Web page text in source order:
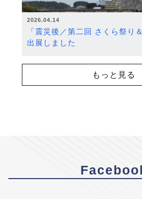
2026.04.14
「震災後／第二回 さくら祭り
出展しました
もっと見る